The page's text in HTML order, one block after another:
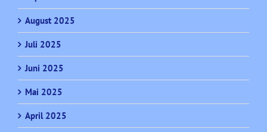
August 2025
Juli 2025
Juni 2025
Mai 2025
April 2025